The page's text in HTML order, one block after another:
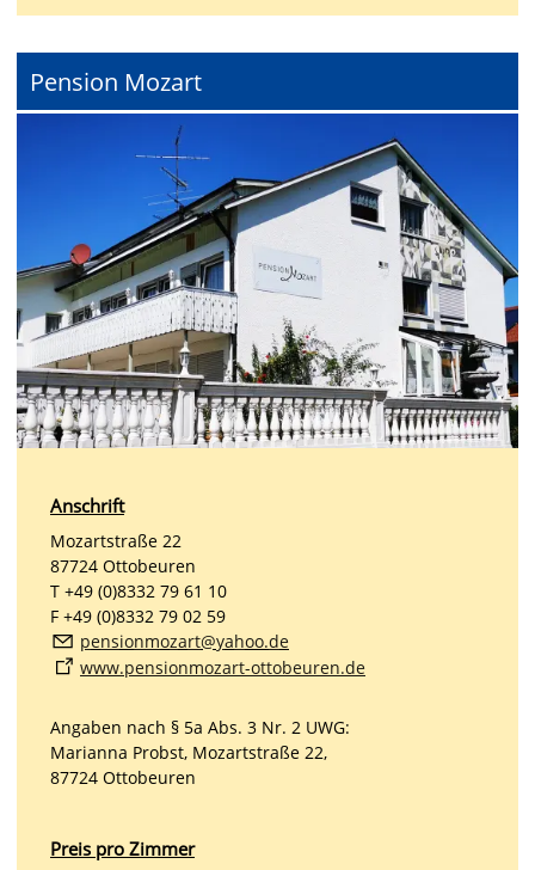
Pension Mozart
Anschrift
Mozartstraße 22
87724 Ottobeuren
T +49 (0)8332 79 61 10
F +49 (0)8332 79 02 59
p ns nm z rt y h
d
www.pensionmozart-ottobeuren.de
Angaben nach § 5a Abs. 3 Nr. 2 UWG:
Marianna Probst, Mozartstraße 22,
87724 Ottobeuren
Preis pro Zimmer